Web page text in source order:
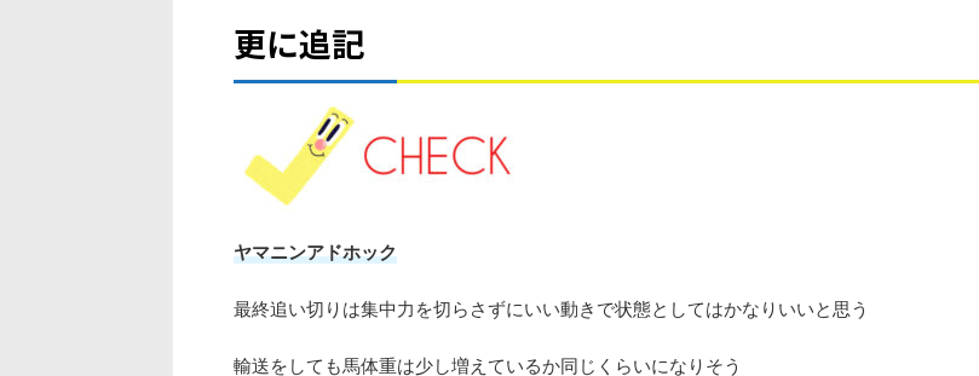
更に追記
ヤマニンアドホック
最終追い切りは集中力を切らさずにいい動きで状態としてはかなりいいと思う
輸送をしても馬体重は少し増えているか同じくらいになりそう